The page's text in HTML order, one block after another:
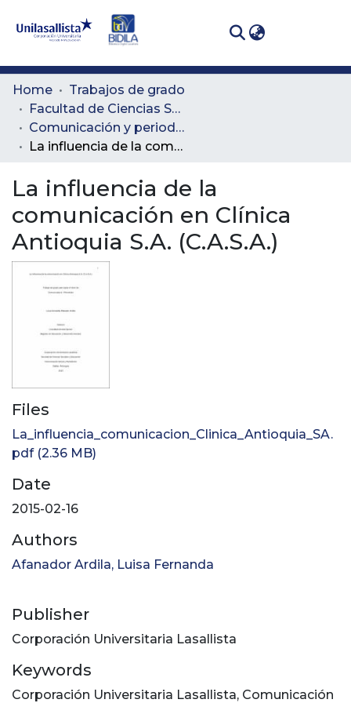
Communities
& Collections
All of DSpace
Statistics
Home
Trabajos de grado
Facultad de Ciencias Sociales y Educación
Comunicación y periodismo
La influencia de la comunicación en Clínica Antioquia S.A. (C.A.S.A.)
La influencia de la
comunicación en Clínica
Antioquia S.A. (C.A.S.A.)
Files
La_influencia_comunicacion_Clinica_Antioquia_SA.
pdf(2.36 MB)
Date
2015-02-16
Authors
Afanador Ardila, Luisa Fernanda
Publisher
Corporación Universitaria Lasallista
Keywords
Corporación Universitaria Lasallista, Comunicación